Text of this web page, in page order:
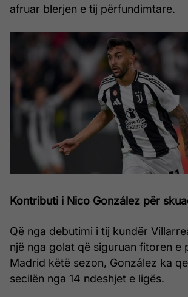
afruar blerjen e tij përfundimtare.
Kontributi i Nico González për
Që nga debutimi i tij kundër
një nga golat që siguruan fitoren e
Madrid këtë sezon, González ka
secilën nga 14 ndeshjet e ligës.